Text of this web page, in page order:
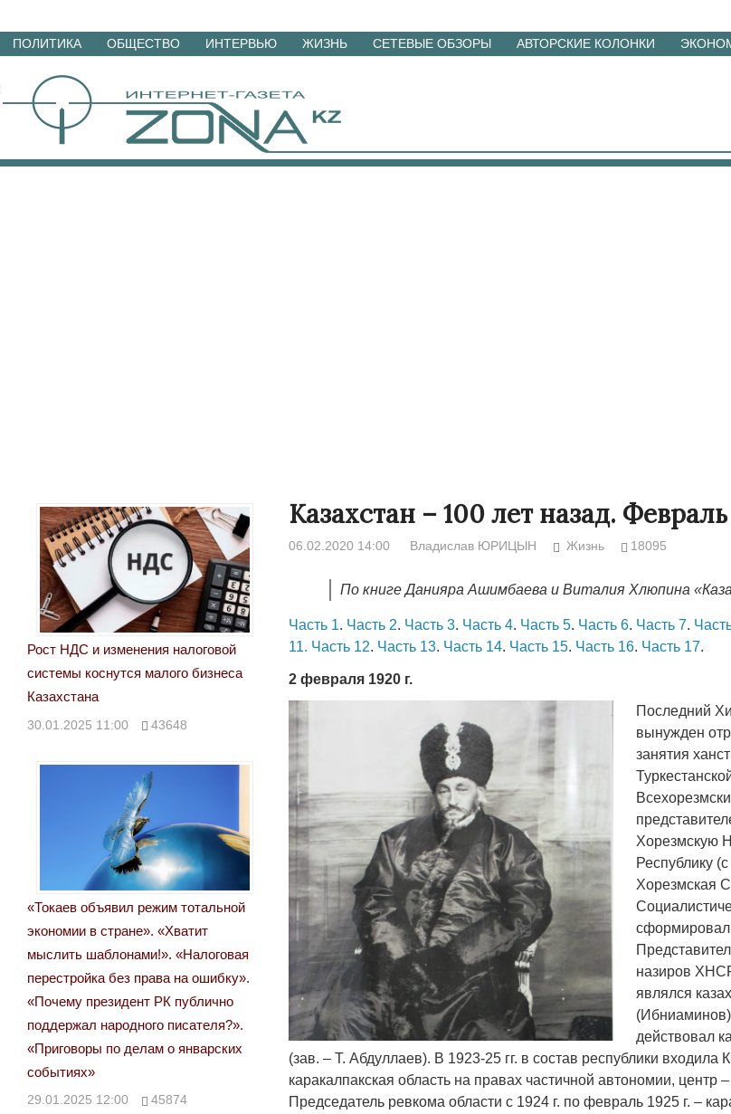
Перейти
материалам
ПОЛИТИКА ОБЩЕСТВО ИНТЕРВЬЮ ЖИЗНЬ СЕТЕВЫЕ ОБЗОРЫ АВТОРСКИЕ КОЛОНКИ
Казахстан – 100 лет назад.
06.02.2020 14:00 Владислав ЮРИЦЫН Жизнь 18095
По книге Данияра Ашимбаева и Виталия Хлюпина
Часть 1. Часть 2. Часть 3. Часть 4. Часть 5. Часть 6. Часть 7.
11. Часть 12. Часть 13. Часть 14. Часть 15. Часть 16. Часть 17.
2 февраля 1920 г.
Последний
вынужден
занятия
Хорезмскую
Республику
Хорезмская
сформировал
назиров
являлся
действовал
(зав. – Т. Абдуллаев). В 1923-25 гг. в состав республики входила
каракалпакская область на правах частичной автономии, центр
Председатель ревкома области с 1924 г. по февраль 1925 г. –
Рост НДС и изменения налоговой
системы коснутся малого бизнеса
Казахстана
30.01.2025 11:00 43648
«Токаев объявил режим тотальной
экономии в стране». «Хватит
мыслить шаблонами!». «Налоговая
перестройка без права на ошибку».
«Почему президент РК публично
поддержал народного писателя?».
«Приговоры по делам о январских
событиях»
29.01.2025 12:00 45874
17.10.2024 17:00 29972